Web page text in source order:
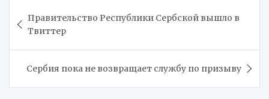
по
записям
Правительство Республики Сербской вышло в
Твиттер
Сербия пока не возвращает службу по призыву